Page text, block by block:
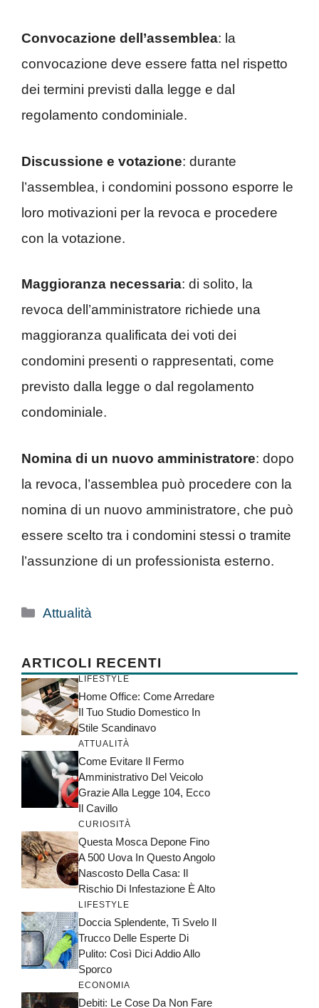
Convocazione dell’assemblea: la
convocazione deve essere fatta nel rispetto
dei termini previsti dalla legge e dal
regolamento condominiale.
Discussione e votazione: durante
l’assemblea, i condomini possono esporre le
loro motivazioni per la revoca e procedere
con la votazione.
Maggioranza necessaria: di solito, la
revoca dell’amministratore richiede una
maggioranza qualificata dei voti dei
condomini presenti o rappresentati, come
previsto dalla legge o dal regolamento
condominiale.
Nomina di un nuovo amministratore: dopo
la revoca, l’assemblea può procedere con la
nomina di un nuovo amministratore, che può
essere scelto tra i condomini stessi o tramite
l’assunzione di un professionista esterno.
Categorie
Attualità
ARTICOLI RECENTI
LIFESTYLE
Home Office: Come Arredare
Il Tuo Studio Domestico In
Stile Scandinavo
ATTUALITÀ
Come Evitare Il Fermo
Amministrativo Del Veicolo
Grazie Alla Legge 104, Ecco
Il Cavillo
CURIOSITÀ
Questa Mosca Depone Fino
A 500 Uova In Questo Angolo
Nascosto Della Casa: Il
Rischio Di Infestazione È Alto
LIFESTYLE
Doccia Splendente, Ti Svelo Il
Trucco Delle Esperte Di
Pulito: Così Dici Addio Allo
Sporco
ECONOMIA
Debiti: Le Cose Da Non Fare